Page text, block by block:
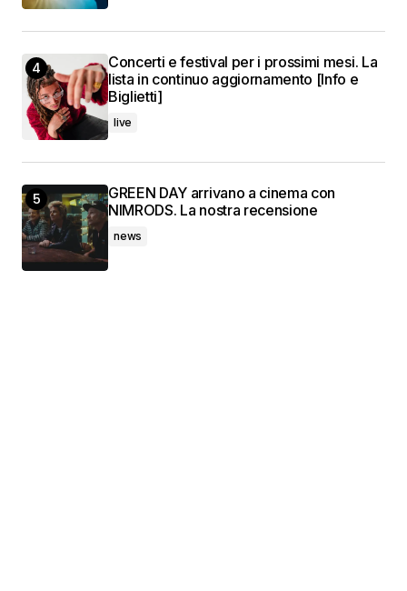
Concerti e festival per i prossimi mesi. La
lista in continuo aggiornamento [Info e
Biglietti]
live
GREEN DAY arrivano a cinema con
NIMRODS. La nostra recensione
news